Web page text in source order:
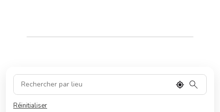
Réinitialiser